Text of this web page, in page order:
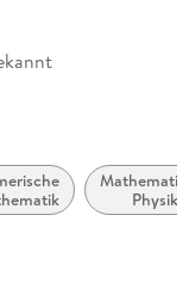
Physik